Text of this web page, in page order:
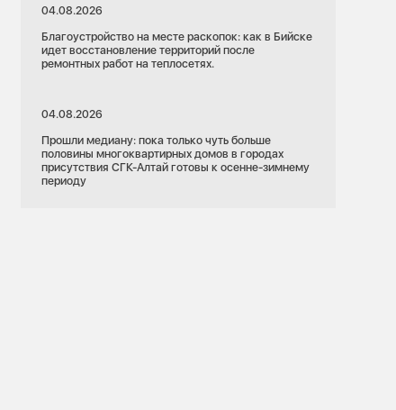
04.08.2026
Благоустройство на месте раскопок: как в Бийске
идет восстановление территорий после
ремонтных работ на теплосетях.
04.08.2026
Прошли медиану: пока только чуть больше
половины многоквартирных домов в городах
присутствия СГК-Алтай готовы к осенне-зимнему
периоду